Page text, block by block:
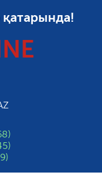
қатарында!